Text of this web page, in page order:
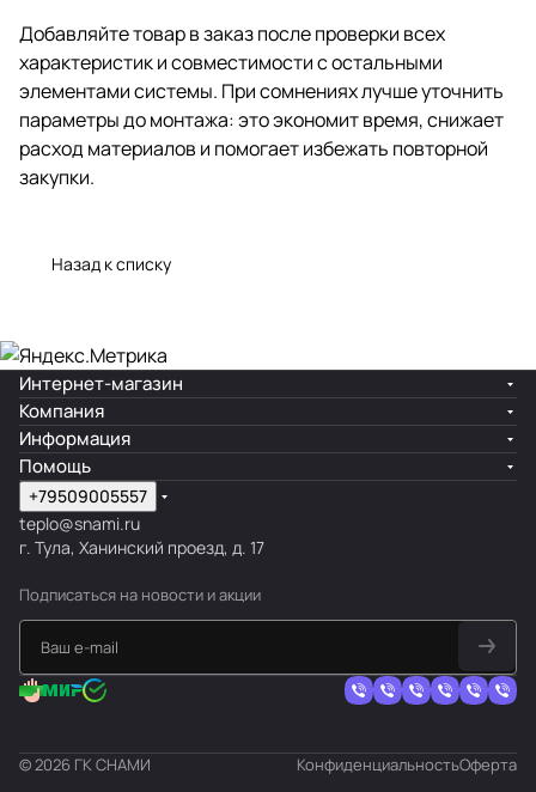
Добавляйте товар в заказ после проверки всех
характеристик и совместимости с остальными
элементами системы. При сомнениях лучше уточнить
параметры до монтажа: это экономит время, снижает
расход материалов и помогает избежать повторной
закупки.
Назад к списку
Интернет-магазин
Компания
Информация
Помощь
+79509005557
teplo@snami.ru
г. Тула, Ханинский проезд, д. 17
Подписаться на новости и акции
© 2026 ГК СНАМИ КонфиденциальностьОферта